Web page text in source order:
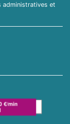
administratives et